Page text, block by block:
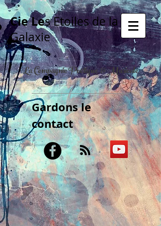
Cie Les Etoiles de la
Galaxie
La Compagnie Poétique & Musicale
Gardons le
contact